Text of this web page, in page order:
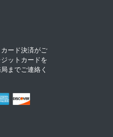
ード決済がご
ットカードを
までご連絡く